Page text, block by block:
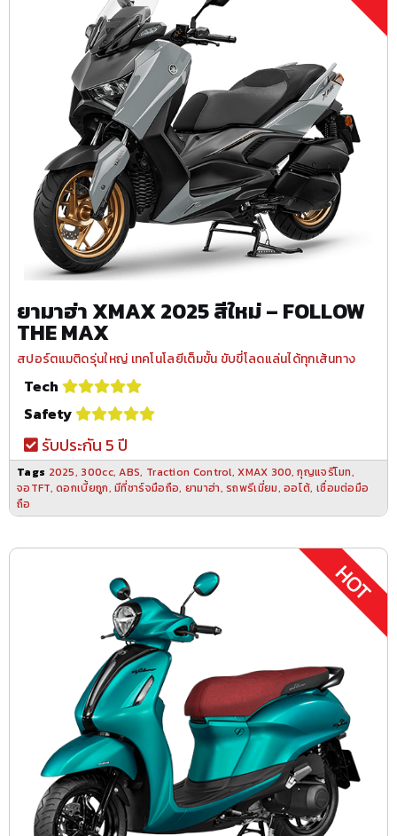
ยามาฮ่า XMAX 2025 สีใหม่ – FOLLOW
THE MAX
สปอร์ตแมติดรุ่นใหญ่ เทคโนโลยีเต็มขั้น ขับขี่โลดแล่นได้ทุกเส้นทาง
Tech
Safety
รับประกัน 5 ปี
Tags 2025, 300cc,ABS, Traction Control,XMAX 300,กุญแจรีโมท,
จอTFT,ดอกเบี้ยถูก,มีที่ชาร์จมือถือ, ยามาฮ่า,รถพรีเมี่ยม,ออโต้, เชื่อมต่อมือ
ถือ